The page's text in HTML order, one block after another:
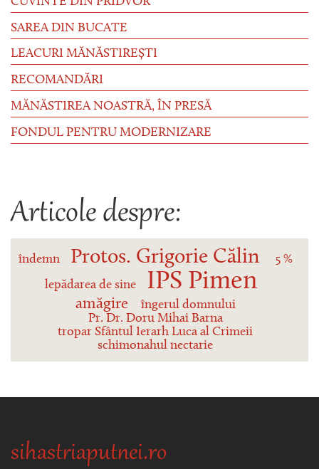
SAREA DIN BUCATE
LEACURI MĂNĂSTIREȘTI
RECOMANDĂRI
MĂNĂSTIREA NOASTRĂ, ÎN PRESĂ
FONDUL PENTRU MODERNIZARE
Articole despre:
îndemn Protos. Grigorie Călin
5 %
lepădarea de sine
IPS Pimen
amăgire
îngerul domnului
Pr. Dr. Doru Mihai Barna
tropar Sfântul Ierarh Luca al Crimeii
schimonahul nectarie
sihastriaputnei.ro